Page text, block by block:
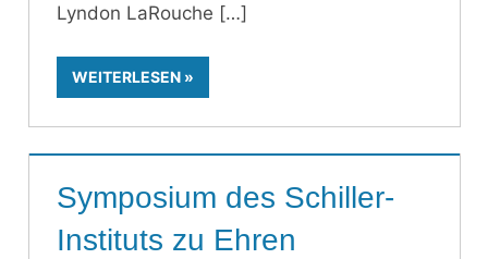
Lyndon LaRouche
WEITERLESEN
Symposium des Schiller-
Instituts zu Ehren